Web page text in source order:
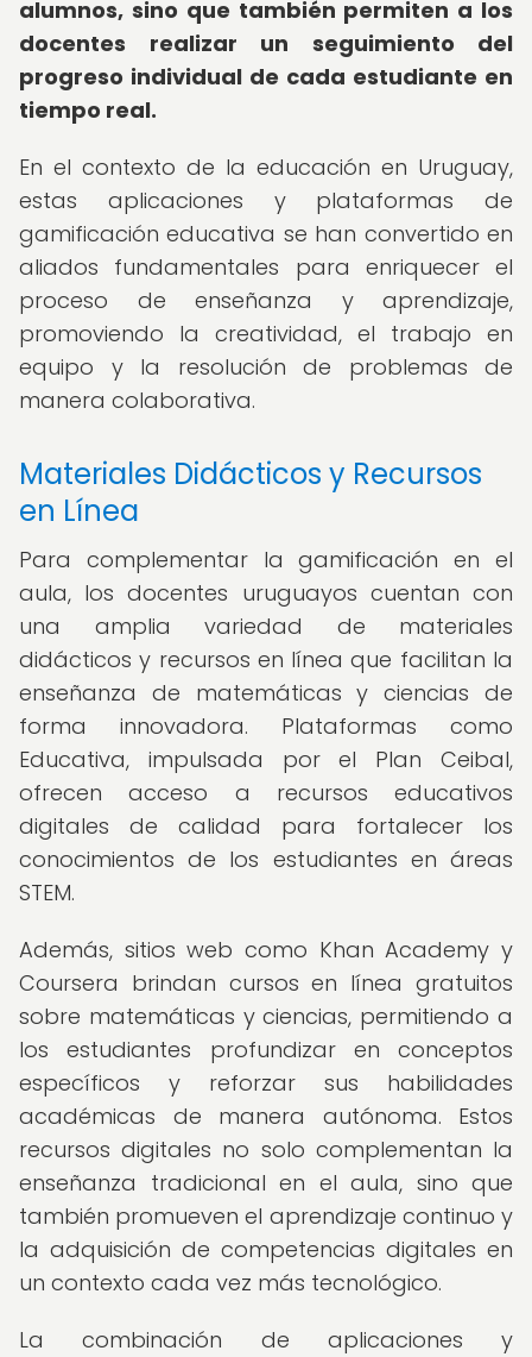
alumnos, sino que también permiten a los
docentes realizar un seguimiento del
progreso individual de cada estudiante en
tiempo real.
En el contexto de la educación en Uruguay,
estas aplicaciones y plataformas de
gamificación educativa se han convertido en
aliados fundamentales para enriquecer el
proceso de enseñanza y aprendizaje,
promoviendo la creatividad, el trabajo en
equipo y la resolución de problemas de
manera colaborativa.
Materiales Didácticos y Recursos
en Línea
Para complementar la gamificación en el
aula, los docentes uruguayos cuentan con
una amplia variedad de materiales
didácticos y recursos en línea que facilitan la
enseñanza de matemáticas y ciencias de
forma innovadora. Plataformas como
Educativa, impulsada por el Plan Ceibal,
ofrecen acceso a recursos educativos
digitales de calidad para fortalecer los
conocimientos de los estudiantes en áreas
STEM.
Además, sitios web como Khan Academy y
Coursera brindan cursos en línea gratuitos
sobre matemáticas y ciencias, permitiendo a
los estudiantes profundizar en conceptos
específicos y reforzar sus habilidades
académicas de manera autónoma. Estos
recursos digitales no solo complementan la
enseñanza tradicional en el aula, sino que
también promueven el aprendizaje continuo y
la adquisición de competencias digitales en
un contexto cada vez más tecnológico.
La combinación de aplicaciones y